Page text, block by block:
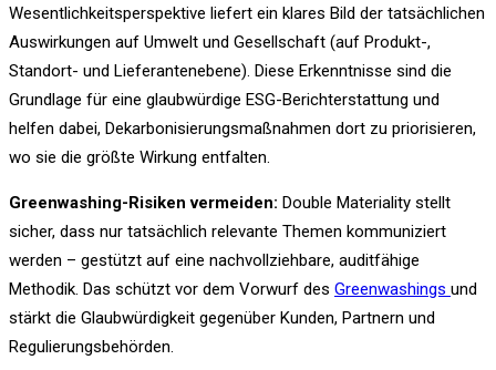
Wesentlichkeitsperspektive liefert ein klares Bild der tatsächlichen
Auswirkungen auf Umwelt und Gesellschaft (auf Produkt-,
Standort- und Lieferantenebene). Diese Erkenntnisse sind die
Grundlage für eine glaubwürdige ESG-Berichterstattung und
helfen dabei, Dekarbonisierungsmaßnahmen dort zu priorisieren,
wo sie die größte Wirkung entfalten.
Greenwashing-Risiken vermeiden: Double Materiality stellt
sicher, dass nur tatsächlich relevante Themen kommuniziert
werden – gestützt auf eine nachvollziehbare, auditfähige
Methodik. Das schützt vor dem Vorwurf des Greenwashings und
stärkt die Glaubwürdigkeit gegenüber Kunden, Partnern und
Regulierungsbehörden.